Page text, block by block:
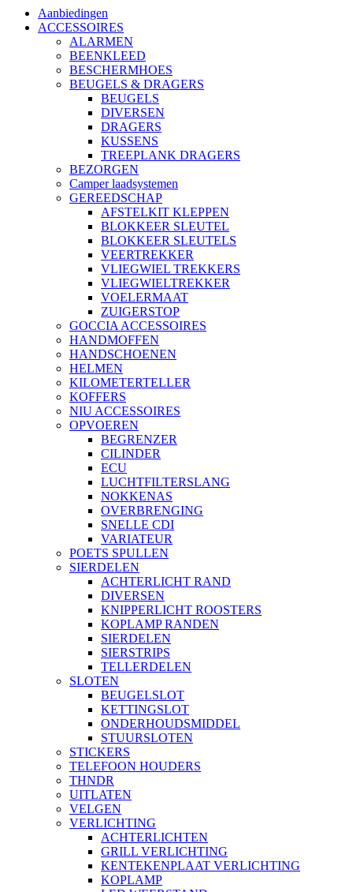
Aanbiedingen
ACCESSOIRES
ALARMEN
BEENKLEED
BESCHERMHOES
BEUGELS & DRAGERS
BEUGELS
DIVERSEN
DRAGERS
KUSSENS
TREEPLANK DRAGERS
BEZORGEN
Camper laadsystemen
GEREEDSCHAP
AFSTELKIT KLEPPEN
BLOKKEER SLEUTEL
BLOKKEER SLEUTELS
VEERTREKKER
VLIEGWIEL TREKKERS
VLIEGWIELTREKKER
VOELERMAAT
ZUIGERSTOP
GOCCIA ACCESSOIRES
HANDMOFFEN
HANDSCHOENEN
HELMEN
KILOMETERTELLER
KOFFERS
NIU ACCESSOIRES
OPVOEREN
BEGRENZER
CILINDER
ECU
LUCHTFILTERSLANG
NOKKENAS
OVERBRENGING
SNELLE CDI
VARIATEUR
POETS SPULLEN
SIERDELEN
ACHTERLICHT RAND
DIVERSEN
KNIPPERLICHT ROOSTERS
KOPLAMP RANDEN
SIERDELEN
SIERSTRIPS
TELLERDELEN
SLOTEN
BEUGELSLOT
KETTINGSLOT
ONDERHOUDSMIDDEL
STUURSLOTEN
STICKERS
TELEFOON HOUDERS
THNDR
UITLATEN
VELGEN
VERLICHTING
ACHTERLICHTEN
GRILL VERLICHTING
KENTEKENPLAAT VERLICHTING
KOPLAMP